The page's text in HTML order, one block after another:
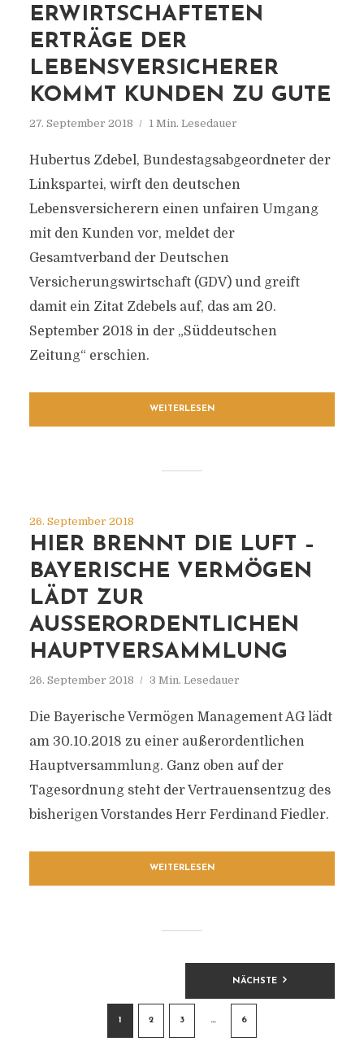
RWIRTSCHAFTETEN E
RTRÄGE DER L
EBENSVERSICHERER K
OMMT KUNDEN ZU GUTE
27. September 2018 1 Min. Lesedauer
Hubertus Zdebel, Bundestagsabgeordneter der
Linkspartei, wirft den deutschen
Lebensversicherern einen unfairen Umgang
mit den Kunden vor, meldet der
Gesamtverband der Deutschen
Versicherungswirtschaft (GDV) und greift
damit ein Zitat Zdebels auf, das am 20.
September 2018 in der „Süddeutschen
Zeitung“ erschien.
WEITERLESEN
26. September 2018
HIER BRENNT DIE LUFT –
BAYERISCHE VERMÖGEN
LÄDT ZUR
AUSSERORDENTLICHEN H
AUPTVERSAMMLUNG
26. September 2018 3 Min. Lesedauer
Die Bayerische Vermögen Management AG lädt
am 30.10.2018 zu einer außerordentlichen
Hauptversammlung. Ganz oben auf der
Tagesordnung steht der Vertrauensentzug des
bisherigen Vorstandes Herr Ferdinand Fiedler.
WEITERLESEN
BEITRAGSNAVIGATION
1 2 3 … 6
NÄCHSTE